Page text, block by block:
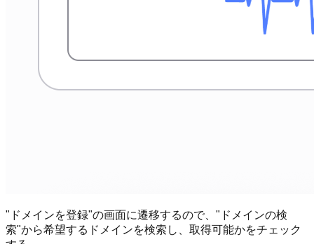
"ドメインを登録"の画面に遷移するので、"ドメインの検
索"から希望するドメインを検索し、取得可能かをチェック